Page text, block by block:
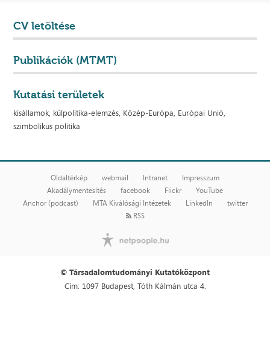
CV letöltése
Publikációk (MTMT)
Kutatási területek
kisállamok, külpolitika-elemzés, Közép-Európa, Európai Unió,
szimbolikus politika
Oldaltérkép webmail Intranet
Impresszum
Akadálymentesítés
facebook Flickr
YouTube
Anchor (podcast)
MTA Kiválósági Intézetek LinkedIn
twitter
RSS
© Társadalomtudományi Kutatóközpont
Cím: 1097 Budapest, Tóth Kálmán utca 4.